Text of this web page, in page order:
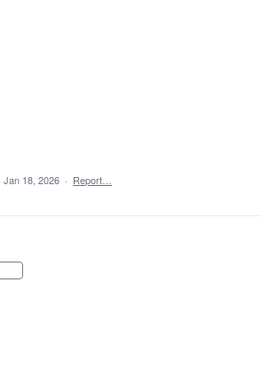
Jan 18, 2026 · Report…